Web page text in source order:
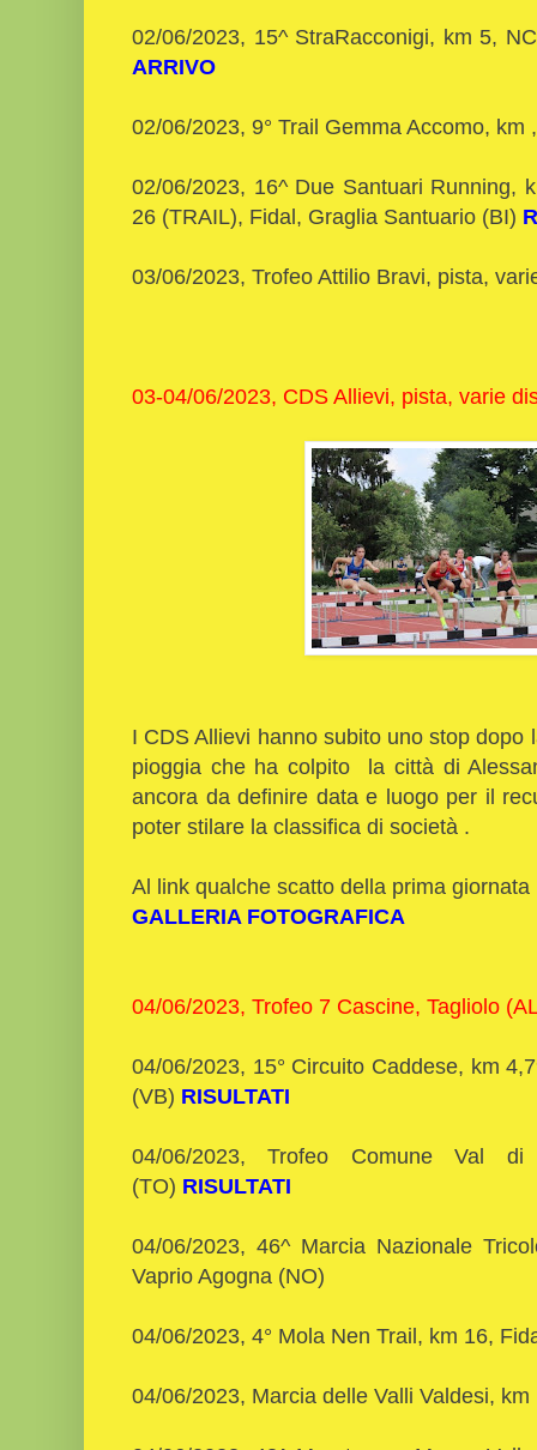
02/06/2023, 15^ StraRacconigi, km 5,
ARRIVO
02/06/2023, 9° Trail Gemma Accomo,
02/06/2023, 16^ Due Santuari Running,
26 (TRAIL), Fidal, Graglia Santuario (BI)
03/06/2023, Trofeo Attilio Bravi, pista,
03-04/06/2023, CDS Allievi, pista, varie
I CDS Allievi hanno subito uno stop
pioggia che ha colpito la città di
ancora da definire data e luogo per il
poter stilare la classifica di società .
Al link qualche scatto della prima giornata
GALLERIA FOTOGRAFICA
04/06/2023, Trofeo 7 Cascine, Tagliolo
04/06/2023, 15° Circuito Caddese, km
(VB) RISULTATI
04/06/2023, Trofeo Comune Val
(TO) RISULTATI
04/06/2023, 46^ Marcia Nazionale
Vaprio Agogna (NO)
04/06/2023, 4° Mola Nen Trail, km 16,
04/06/2023, Marcia delle Valli Valdesi,